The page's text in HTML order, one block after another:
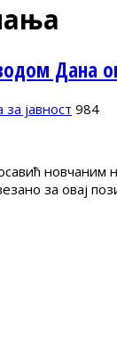
Дана
јавност 984
новчаним
за овај